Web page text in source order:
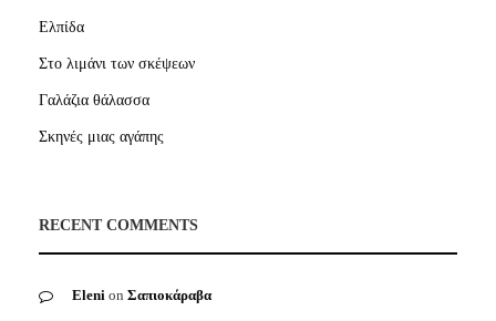
Ελπίδα
Στο λιμάνι των σκέψεων
Γαλάζια θάλασσα
Σκηνές μιας αγάπης
RECENT COMMENTS
Eleni on Σαπιοκάραβα